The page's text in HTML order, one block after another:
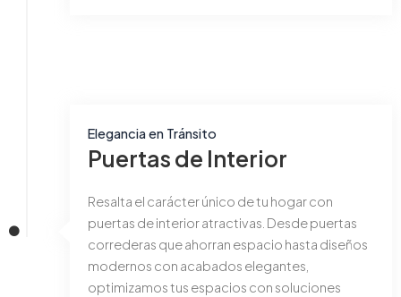
Elegancia en Tránsito
Puertas de Interior
Resalta el carácter único de tu hogar con
puertas de interior atractivas. Desde puertas
correderas que ahorran espacio hasta diseños
modernos con acabados elegantes,
optimizamos tus espacios con soluciones